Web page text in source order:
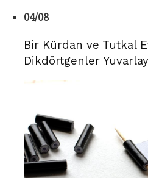
04/08
Bir Kürdan ve Tutkal
Dikdörtgenler